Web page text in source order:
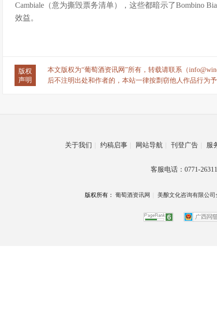
Cambiale（意为撕毁票务清单），这些都暗示了Bombino
效益。
版权
声明
本文版权为“葡萄酒资讯网”所有，转载请联系（
后不注明出处和作者的，本站一律按剽窃他人作品行为
关于我们 | 约稿启事 | 网站导航 | 刊登广告 | 服
客服电话：0771-
版权所有： 葡萄酒资讯网 美酿文化咨询有限公司